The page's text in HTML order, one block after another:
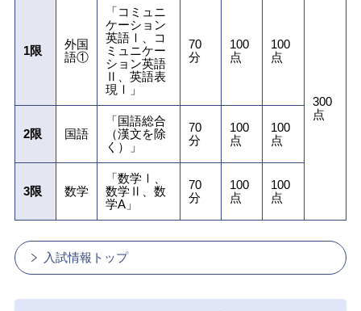
1限
外国
語①
「コミュニ
ケーション
英語Ⅰ、コ
ミュニケー
ション英語
Ⅱ、英語表
現Ⅰ」
70
分
100
点
100
点
300
点
2限
国語
「国語総合
（漢文を除
く）」
70
分
100
点
100
点
3限 数学
「数学Ⅰ、
数学Ⅱ、数
学A」
70
分
100
点
100
点
入試情報トップ